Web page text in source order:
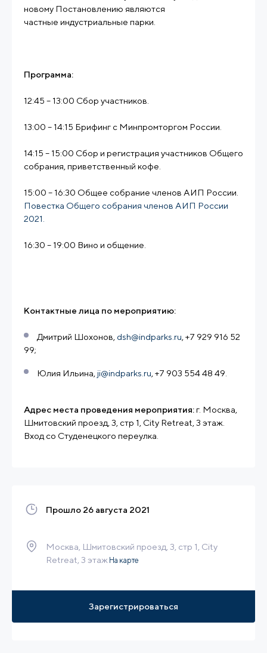
новому Постановлению являются
частные индустриальные парки.
Программа:
12:45 – 13:00 Сбор участников.
13:00 – 14:15 Брифинг с Минпромторгом России.
14:15 – 15:00 Сбор и регистрация участников Общего
собрания, приветственный кофе.
15:00 – 16:30 Общее собрание членов АИП России.
Повестка Общего собрания членов АИП России
2021.
16:30 – 19:00 Вино и общение.
Контактные лица по мероприятию:
Дмитрий Шохонов, dsh@indparks.ru , +7 929 916 52
99;
Юлия Ильина, ji@indparks.ru , +7 903 554 48 49.
Адрес места проведения мероприятия:г. Москва,
Шмитовский проезд, 3, стр 1, City Retreat, 3 этаж.
Вход со Студенецкого переулка.
Прошло 26 августа 2021
Москва, Шмитовский проезд, 3, стр 1, City
Retreat, 3 этаж На карте
Зарегистрироваться